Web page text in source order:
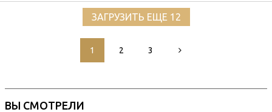
ЗАГРУЗИТЬ ЕЩЕ 12
1 2 3
ВЫ СМОТРЕЛИ